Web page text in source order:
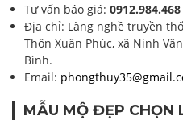
Tư vấn báo giá: 0912.984.468
Địa chỉ: Làng nghề truyền
Thôn Xuân Phúc, xã Ninh
Bình.
Email:
MẪU MỘ ĐẸP CHỌN